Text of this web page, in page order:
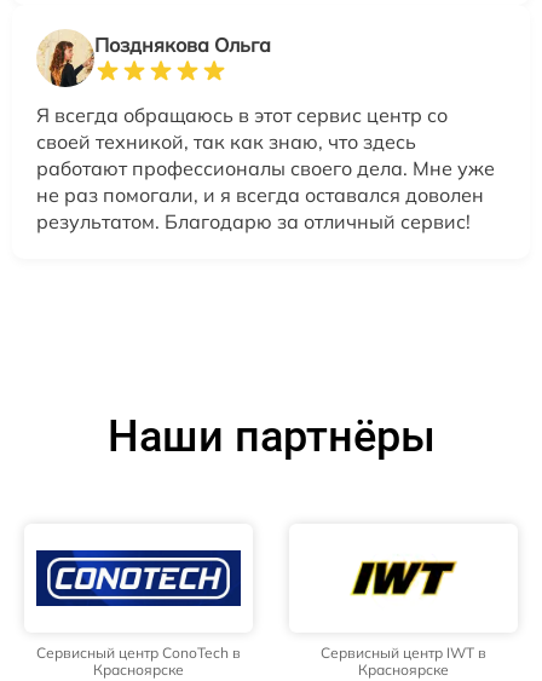
Позднякова Ольга
Я всегда обращаюсь в этот сервис центр со
своей техникой, так как знаю, что здесь
работают профессионалы своего дела. Мне уже
не раз помогали, и я всегда оставался доволен
результатом. Благодарю за отличный сервис!
Наши партнёры
Сервисный центр ConoTech в
Красноярске
Сервисный центр IWT в
Красноярске